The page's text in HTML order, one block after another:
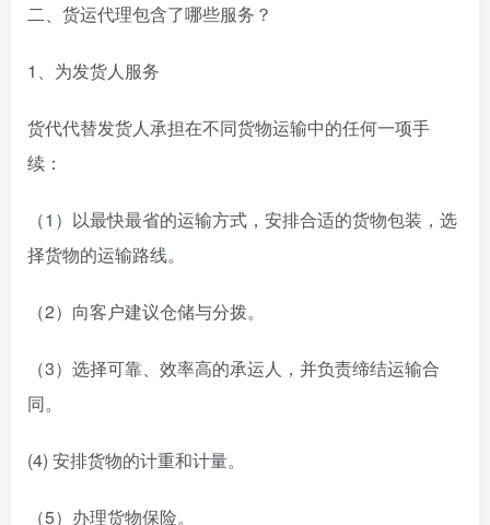
二、货运代理包含了哪些服务？
1、为发货人服务
货代代替发货人承担在不同货物运输中的任何一项手
续：
（1）以最快最省的运输方式，安排合适的货物包装，选
择货物的运输路线。
（2）向客户建议仓储与分拨。
（3）选择可靠、效率高的承运人，并负责缔结运输合
同。
(4) 安排货物的计重和计量。
（5）办理货物保险。